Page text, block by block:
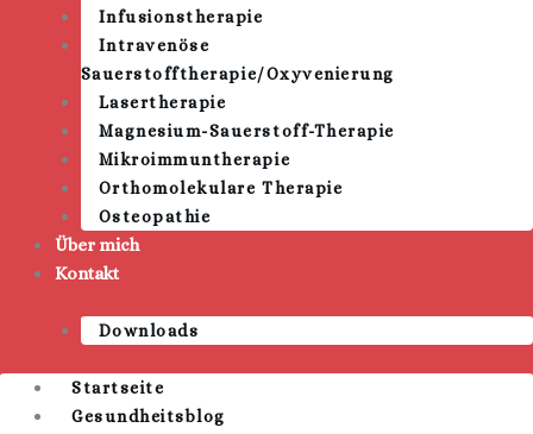
Infusionstherapie
Intravenöse
Sauerstofftherapie/Oxyvenierung
Lasertherapie
Magnesium-Sauerstoff-Therapie
Mikroimmuntherapie
Orthomolekulare Therapie
Osteopathie
Über mich
Kontakt
Downloads
Startseite
Gesundheitsblog